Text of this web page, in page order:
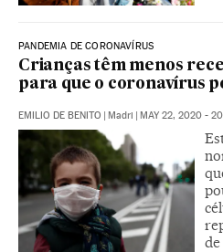
PANDEMIA DE CORONAVÍRUS
Crianças têm menos
para que o coronavírus
EMILIO DE BENITO | Madri | MAY 22, 2020 -